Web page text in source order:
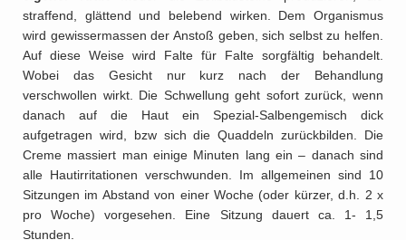
straffend, glättend und belebend wirken. Dem Organismus
wird gewissermassen der Anstoß geben, sich selbst zu helfen.
Auf diese Weise wird Falte für Falte sorgfältig behandelt.
Wobei das Gesicht nur kurz nach der Behandlung
verschwollen wirkt. Die Schwellung geht sofort zurück, wenn
danach auf die Haut ein Spezial-Salbengemisch dick
aufgetragen wird, bzw sich die Quaddeln zurückbilden.
Die
Creme massiert man einige Minuten lang ein – danach sind
alle Hautirritationen verschwunden. Im allgemeinen sind 10
Sitzungen im Abstand von einer Woche (oder kürzer, d.h. 2 x
pro Woche) vorgesehen. Eine Sitzung dauert ca. 1- 1,5
Stunden.